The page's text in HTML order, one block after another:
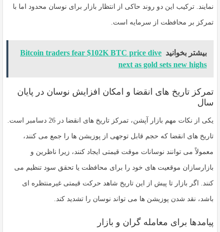
نمایند. ترکیب این دو روند حاکی از انتظار بازار برای نوسان محدود اما با
تمرکز بر محافظت از سرمایه است.
بیشتر بخوانید Bitcoin traders fear $102K BTC price dive
next as gold sets new highs
تمرکز تاریخ های انقضا و امکان افزایش نوسان در پایان
سال
یکی از نکات مهم بازار آپشن، تمرکز تاریخ های انقضا در 26 دسامبر است.
تاریخ های انقضا که حجم قابل توجهی از پوزیشن ها را جمع می کنند،
معمولاً می توانند نوسانات موقت قیمتی ایجاد کنند، زیرا ناظرین و
بازارسازان موقعیت های خود را برای محافظت یا تحقق سود تنظیم می
کنند. اگر بازار تا پیش از این تاریخ شاهد حرکت قیمتی غیرمنتظره ای
باشد، نقد شدن پوزیشن ها می تواند نوسان را تشدید کند.
پیامدها برای معامله گران و بازار